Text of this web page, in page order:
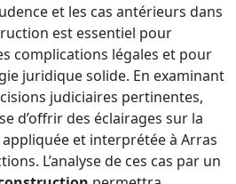
et les cas antérieurs dans
est essentiel pour
complications légales et pour
juridique solide. En examinant
judiciaires pertinentes,
d’offrir des éclairages sur la
et interprétée à Arras
L’analyse de ces cas par un